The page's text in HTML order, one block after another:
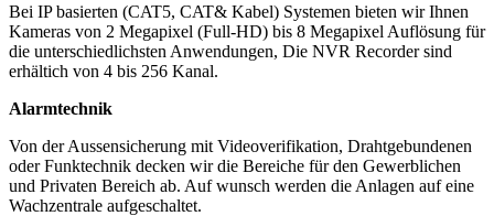
Bei IP basierten (CAT5, CAT& Kabel) Systemen bieten wir Ihnen
Kameras von 2 Megapixel (Full-HD) bis 8 Megapixel Auflösung für
die unterschiedlichsten Anwendungen, Die NVR Recorder sind
erhältich von 4 bis 256 Kanal.
Alarmtechnik
Von der Aussensicherung mit Videoverifikation, Drahtgebundenen
oder Funktechnik decken wir die Bereiche für den Gewerblichen
und Privaten Bereich ab. Auf wunsch werden die Anlagen auf eine
Wachzentrale aufgeschaltet.